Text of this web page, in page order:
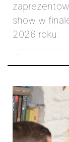
show w
2026 roku.